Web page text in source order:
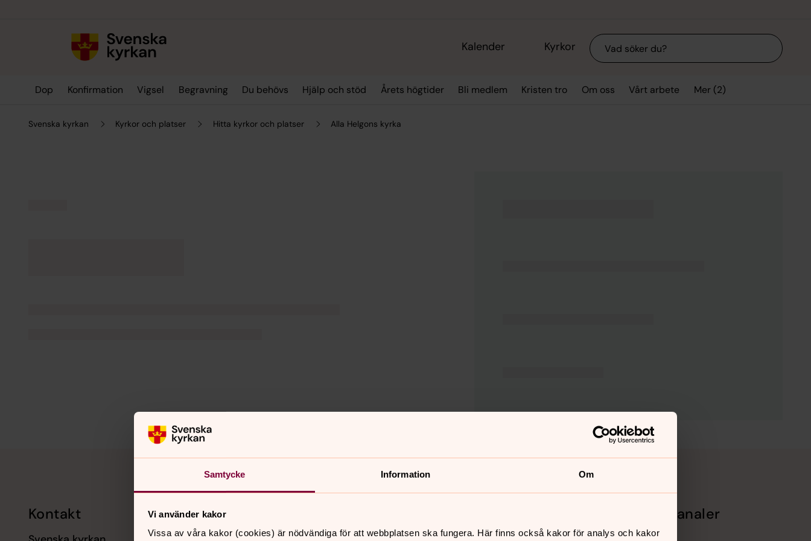
Samtycke Information Om
Vi använder kakor
Vissa av våra kakor (cookies) är nödvändiga för att webbplatsen ska fungera. Här finns också kakor för analys och kakor
Kalender Kyrkor Sök
Dop Konfirmation Vigsel Begravning Du behövs Hjälp och stöd Årets högtider Bli medlem Kristen tro Om oss Vårt arbete Mer (2)
Svenska kyrkan Kyrkor och platser Hitta kyrkor och platser Alla Helgons kyrka
Kontakt Kalender Sociala kanaler